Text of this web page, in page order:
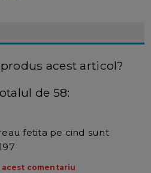
acest articol?
de 58:
fetita pe cind sunt
acest comentariu